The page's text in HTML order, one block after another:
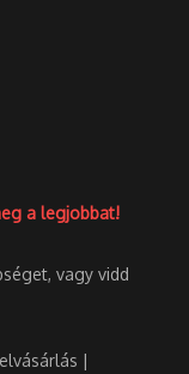
a legjobbat!
vagy vidd
|